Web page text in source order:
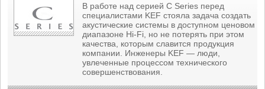
В работе над серией C Series перед
специалистами KEF стояла задача создать
акустические системы в доступном ценовом
диапазоне Hi-Fi, но не потерять при этом
качества, которым славится продукция
компании. Инженеры KEF — люди,
увлеченные процессом технического
совершенствования.